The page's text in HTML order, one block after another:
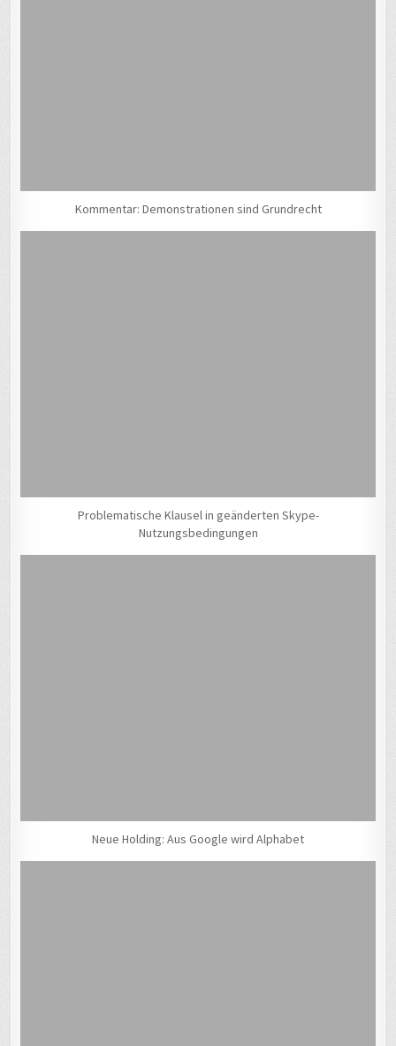
Kommentar: Demonstrationen sind Grundrecht
Problematische Klausel in geänderten Skype-
Nutzungsbedingungen
Neue Holding: Aus Google wird Alphabet